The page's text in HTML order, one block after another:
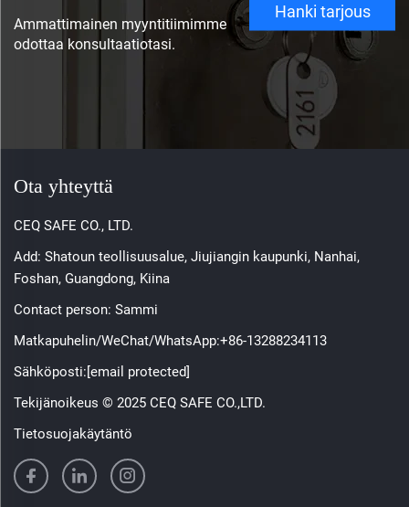
Ammattimainen myyntitiimimme
odottaa konsultaatiotasi.
Hanki tarjous
Ota yhteyttä
CEQ SAFE CO., LTD.
Add: Shatoun teollisuusalue, Jiujiangin kaupunki, Nanhai,
Foshan, Guangdong, Kiina
Contact person: Sammi
Matkapuhelin/WeChat/WhatsApp:+86-13288234113
Sähköposti:[email protected]
Tekijänoikeus © 2025 CEQ SAFE CO.,LTD.
Tietosuojakäytäntö